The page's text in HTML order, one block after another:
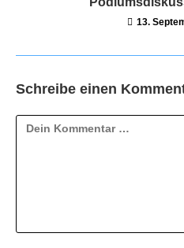
13.
Schreibe einen
Kommentar